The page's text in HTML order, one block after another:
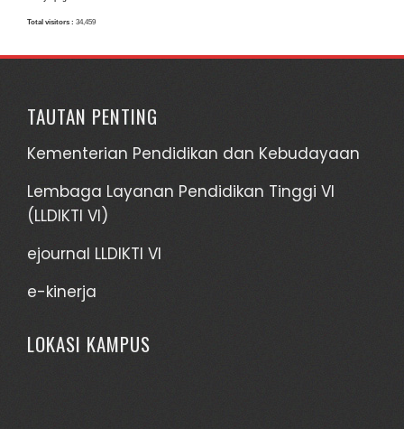
Total visitors : 34,459
TAUTAN PENTING
Kementerian Pendidikan dan Kebudayaan
Lembaga Layanan Pendidikan Tinggi VI
(LLDIKTI VI)
ejournal LLDIKTI VI
e-kinerja
LOKASI KAMPUS